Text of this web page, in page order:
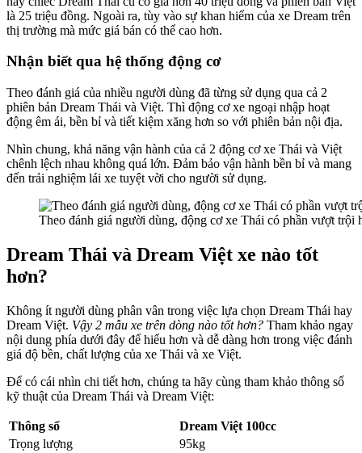
là 25 triệu đồng. Ngoài ra, tùy vào sự khan hiếm của xe Dream trên
thị trường mà mức giá bán có thể cao hơn.
Nhận biết qua hệ thống động cơ
Theo đánh giá của nhiều người dùng đã từng sử dụng qua cả 2
phiên bản Dream Thái và Việt. Thì động cơ xe ngoại nhập hoạt
động êm ái, bền bỉ và tiết kiệm xăng hơn so với phiên bản nội địa.
Nhìn chung, khả năng vận hành của cả 2 động cơ xe Thái và Việt
chênh lệch nhau không quá lớn. Đảm bảo vận hành bền bỉ và mang
đến trải nghiệm lái xe tuyệt vời cho người sử dụng.
Theo đánh giá người dùng, động cơ xe Thái có phần vượt trội
Dream Thái và Dream Việt xe nào tốt
hơn?
Không ít người dùng phân vân trong việc lựa chọn Dream Thái hay
Dream Việt. Vậy 2 mẫu xe trên dòng nào tốt hơn? Tham khảo ngay
nội dung phía dưới đây để hiểu hơn và dễ dàng hơn trong việc đánh
giá độ bền, chất lượng của xe Thái và xe Việt.
Để có cái nhìn chi tiết hơn, chúng ta hãy cùng tham khảo thông số
kỹ thuật của Dream Thái và Dream Việt:
Thông số
Dream Việt 100cc
Trọng lượng
95kg